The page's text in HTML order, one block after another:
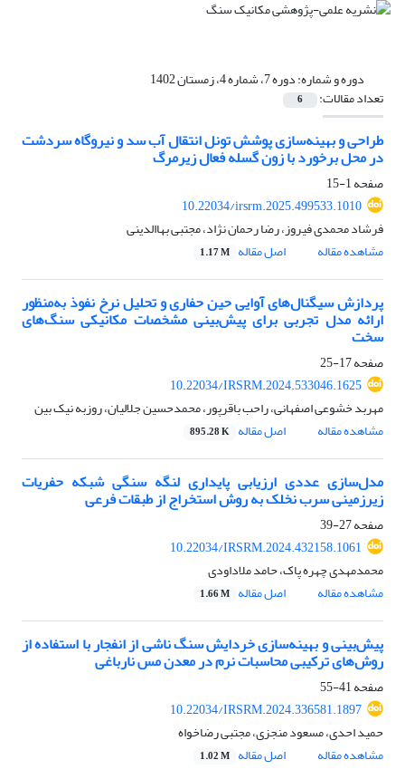
دوره و شماره:دوره 7، شماره 4، زمستان 1402
تعداد مقالات: 6
طراحی و بهینه‌سازی پوشش تونل انتقال آب سد و نیروگاه سردشت
در محل برخورد با زون گسله فعال زیرمرگ
صفحه1-15
10.22034/irsrm.2025.499533.1010
فرشاد محمدی فیروز، رضا رحمان نژاد، مجتبی بهاالدینی
مشاهده مقاله
اصل مقاله 1.17 M
پردازش سیگنال‌های آوایی حین حفاری و تحلیل نرخ نفوذ به‌منظور
ارائه مدل تجربی برای پیش‌بینی مشخصات مکانیکی سنگ‌های
سخت
صفحه17-25
10.22034/IRSRM.2024.533046.1625
مهربد خشوعی اصفهانی، راحب باقرپور، محمدحسین جلالیان، روزبه نیک بین
مشاهده مقاله
اصل مقاله 895.28 K
مدل‌سازی عددی ارزیابی پایداری لنگه سنگی شبکه حفریات
زیرزمینی سرب نخلک به روش استخراج از طبقات فرعی
صفحه27-39
10.22034/IRSRM.2024.432158.1061
محمدمهدی چهره پاک، حامد ملاداودی
مشاهده مقاله
اصل مقاله 1.66 M
پیش‌‏بینی و بهینه‏‌سازی خردایش سنگ ناشی از انفجار با استفاده از
روش‏‌های ترکیبی محاسبات نرم در معدن مس نارباغی
صفحه41-55
10.22034/IRSRM.2024.336581.1897
حمید احدی، مسعود منجزی، مجتبی رضاخواه
مشاهده مقاله
اصل مقاله 1.02 M